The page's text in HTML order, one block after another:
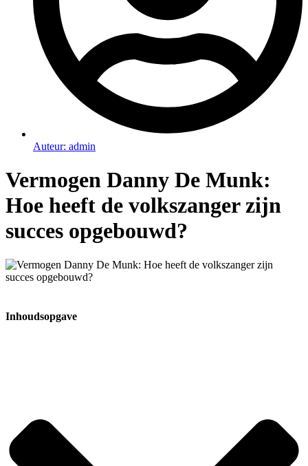
Auteur: admin
Vermogen Danny De Munk:
Hoe heeft de volkszanger zijn
succes opgebouwd?
Inhoudsopgave